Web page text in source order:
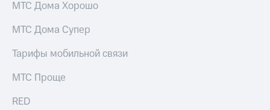
МТС Дома Хорошо
МТС Дома Супер
Тарифы мобильной связи
МТС Проще
RED